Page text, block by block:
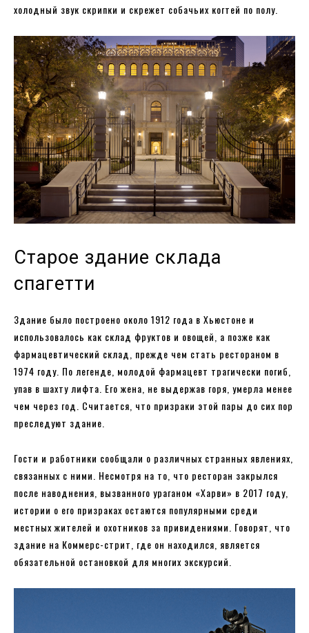
холодный звук скрипки и скрежет собачьих когтей по полу.
Старое здание склада
спагетти
Здание было построено около 1912 года в Хьюстоне и
использовалось как склад фруктов и овощей, а позже как
фармацевтический склад, прежде чем стать рестораном в
1974 году. По легенде, молодой фармацевт трагически погиб,
упав в шахту лифта. Его жена, не выдержав горя, умерла менее
чем через год. Считается, что призраки этой пары до сих пор
преследуют здание.
Гости и работники сообщали о различных странных явлениях,
связанных с ними. Несмотря на то, что ресторан закрылся
после наводнения, вызванного ураганом «Харви» в 2017 году,
истории о его призраках остаются популярными среди
местных жителей и охотников за привидениями. Говорят, что
здание на Коммерс-стрит, где он находился, является
обязательной остановкой для многих экскурсий.